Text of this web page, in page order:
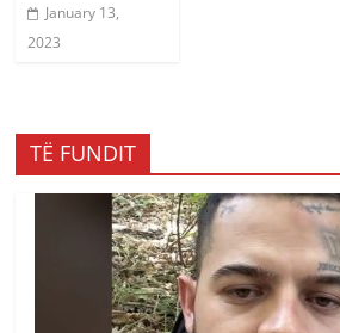
January 13,
2023
TË FUNDIT